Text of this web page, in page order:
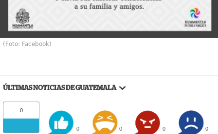
(Foto: Facebook)
ÚLTIMAS NOTICIAS DE GUATEMALA
0
0 0 0 0